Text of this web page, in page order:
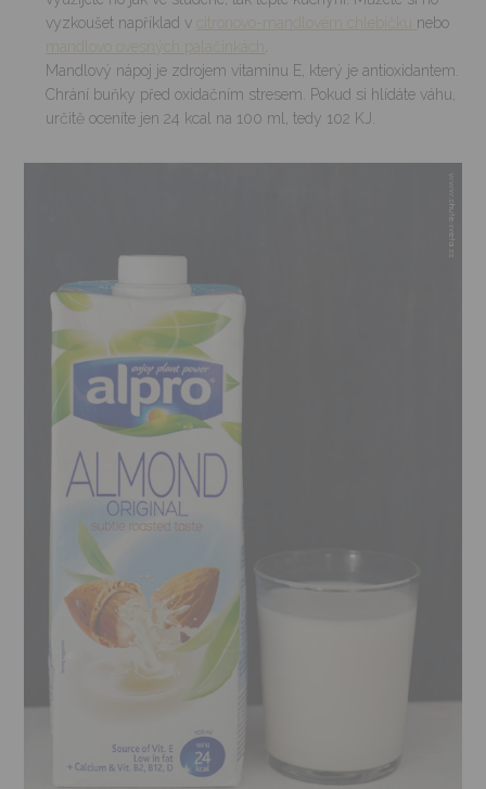
vyzkoušet například vcitronovo-mandlovém chlebíčku nebo
mandlovo ovesných palačinkách
Mandlový nápoj je zdrojem vitaminu E, který je antioxidantem.
Chrání buňky před oxidačním stresem. Pokud si hlídáte váhu,
určitě oceníte jen 24 kcal na 100 ml, tedy 102 KJ.